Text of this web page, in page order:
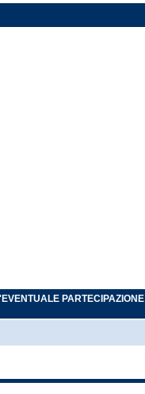
PARTECIPAZIONE